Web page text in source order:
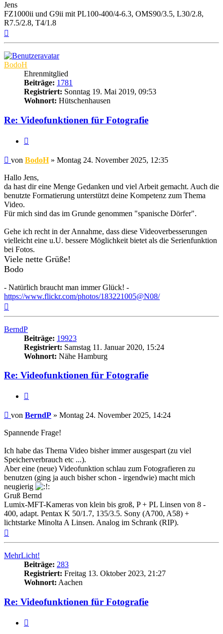
Jens
FZ1000ii und G9ii mit PL100-400/4-6.3, OMS90/3.5, L30/2.8,
R7.5/2.8, T4/1.8
BodoH
Ehrenmitglied
Beiträge: 1781
Registriert: Sonntag 19. Mai 2019, 09:53
Wohnort: Hütschenhausen
Re: Videofunktionen für Fotografie
Beitrag
von BodoH» Montag 24. November 2025, 12:35
Hallo Jens,
da hast dir eine Menge Gedanken und viel Arbeit gemacht. Auch die
benutzte Formatierung unterstützt deine Kompetenz zum Thema
Video.
Für mich sind das im Grunde genommen "spanische Dörfer".
Gehe ich recht in der Annahme, dass diese Videoverbesserungen
vielleicht eine u.U. bessere Möglichkeit bietet als die Serienfunktion
bei Fotos.
Viele nette Grüße!
Bodo
- Natürlich braucht man immer Glück! -
https://www.flickr.com/photos/183221005@N08/
BerndP
Beiträge: 19923
Registriert: Samstag 11. Januar 2020, 15:24
Wohnort: Nähe Hamburg
Re: Videofunktionen für Fotografie
Beitrag
von BerndP » Montag 24. November 2025, 14:24
Spannende Frage!
Ich habe das Thema Video bisher immer ausgespart (zu viel
Speicherverbrauch etc ...).
Aber eine (neue) Videofunktion schlau zum Fotografieren zu
benutzen (ging ja auch bisher schon - irgendwie) macht mich
neugierig
Gruß Bernd
Lumix-MFT-Kameras von klein bis groß, P + PL Linsen von 8 -
400, adapt. Pentax K 50/1.7, 135/3.5. Sony (A700, A58) +
lichtstarke Minolta A Linsen. Analog im Schrank (RIP).
MehrLicht!
Beiträge: 283
Registriert: Freitag 13. Oktober 2023, 21:27
Wohnort: Aachen
Re: Videofunktionen für Fotografie